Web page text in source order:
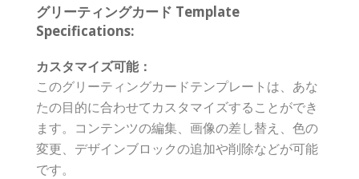
グリーティングカード Template
Specifications:
カスタマイズ可能：
このグリーティングカードテンプレートは、あな
たの目的に合わせてカスタマイズすることができ
ます。コンテンツの編集、画像の差し替え、色の
変更、デザインブロックの追加や削除などが可能
です。